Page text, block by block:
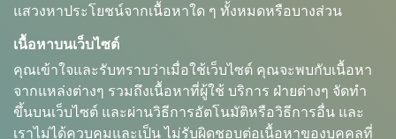
แสวงหาประโยชน์จากเนื้อหาใด ๆ ทั้งหมดหรือบางส่วน
เนื้อหาบนเว็บไซต์
คุณเข้าใจและรับทราบว่าเมื่อใช้เว็บไซต์ คุณจะพบกับเนื้อหา
จากแหล่งต่างๆ รวมถึงเนื้อหาที่ผู้ใช้ บริการ ฝ่ายต่างๆ จัดทำ
ขึ้นบนเว็บไซต์ และผ่านวิธีการอัตโนมัติหรือวิธีการอื่น และ
เราไม่ได้ควบคุมและเป็น ไม่รับผิดชอบต่อเนื้อหาของบุคคลที่